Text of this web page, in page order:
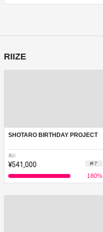
RIIZE
SHOTARO BIRTHDAY PROJECT
累計
¥541,000 終了
180%